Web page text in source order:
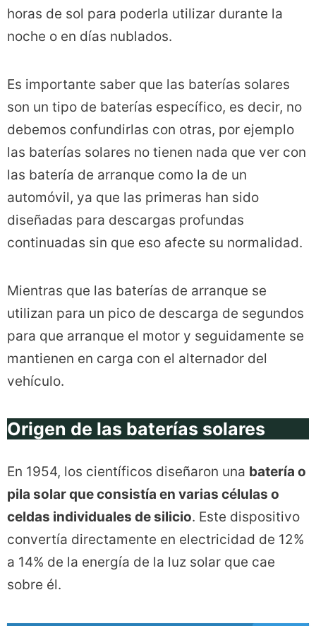
horas de sol para poderla utilizar durante la
noche o en días nublados.
Es importante saber que las baterías solares
son un tipo de baterías específico, es decir, no
debemos confundirlas con otras, por ejemplo
las baterías solares no tienen nada que ver con
las batería de arranque como la de un
automóvil, ya que las primeras han sido
diseñadas para descargas profundas
continuadas sin que eso afecte su normalidad.
Mientras que las baterías de arranque se
utilizan para un pico de descarga de segundos
para que arranque el motor y seguidamente se
mantienen en carga con el alternador del
vehículo.
Origen de las baterías solares
En 1954, los científicos diseñaron una batería o
pila solar que consistía en varias células o
celdas individuales de silicio. Este dispositivo
convertía directamente en electricidad de 12%
a 14% de la energía de la luz solar que cae
sobre él.